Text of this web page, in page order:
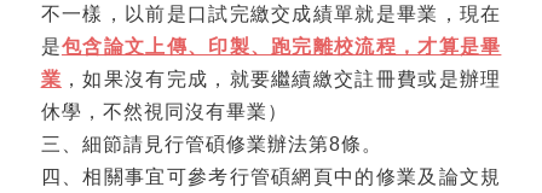
不一樣，以前是口試完繳交成績單就是畢業，現在
是包含論文上傳、印製、跑完離校流程，才算是畢
業 ，如果沒有完成，就要繼續繳交註冊費或是辦理
休學，不然視同沒有畢業）
三、細節請見行管碩修業辦法第8條。
四、相關事宜可參考行管碩網頁中的修業及論文規